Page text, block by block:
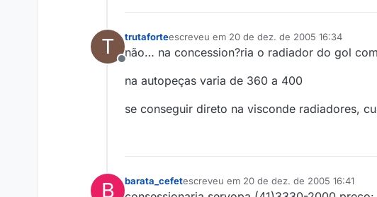
T
Offline
trutaforteescreveu em 20 de dez. de 2005 16:34
última edição por
não… na concession?ria o radiador do gol
na autopeças varia de 360 a 400
se conseguir direto na visconde radiadores,
B barata_cefetescreveu em 20 de dez. de 2005 16:41
última edição por